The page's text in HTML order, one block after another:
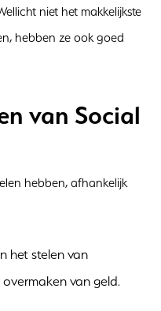
niet het makkelijkste
hebben ze ook goed
van Social
hebben, afhankelijk
het stelen van
van geld.